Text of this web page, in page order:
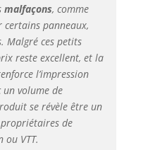
pour VTT
équipée de garde-
sur trois côtés et
contenir 0,34 m³
de jardin.
plus de
de terre ou
en une
fois, réduisant
la nécessité de
malfaçons, comme
certains panneaux,
Malgré ces petits
reste excellent, et la
l’impression
un volume de
se révèle être un
de
ou VTT.